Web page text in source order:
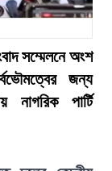
সম্মেলনে অংশ
জন্য
পার্টি